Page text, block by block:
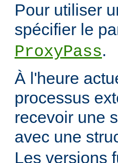
Pour utiliser
spécifier le
ProxyPass.
À l'heure
processus
recevoir une
avec une
Les versions